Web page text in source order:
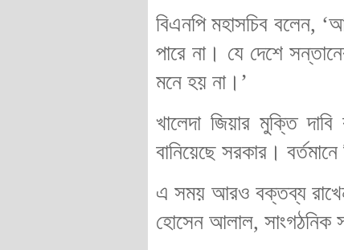
বিএনপি মহাসচিব বলেন,
পারে না। যে দেশে
মনে হয় না।’
খালেদা জিয়ার মুক্তি
বানিয়েছে সরকার।
এ সময় আরও বক্তব্য রাখেন
হোসেন আলাল, সাংগঠনিক